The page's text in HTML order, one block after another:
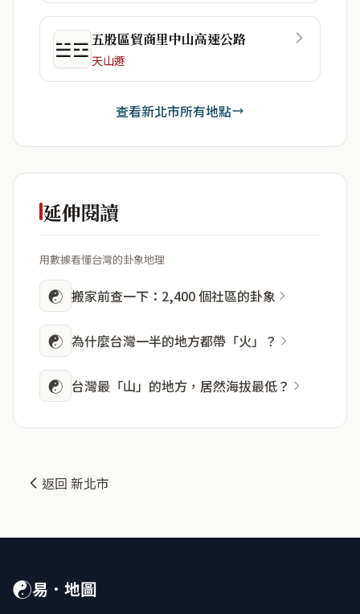
☱☲ 五股區貿商里中山高速公路
天山遯
查看新北市所有地點
延伸閱讀
用數據看懂台灣的卦象地理
☯ 搬家前查一下：2,400 個社區的卦象
☯ 為什麼台灣一半的地方都帶「火」？
☯ 台灣最「山」的地方，居然海拔最低？
返回 新北市
☯易．地圖